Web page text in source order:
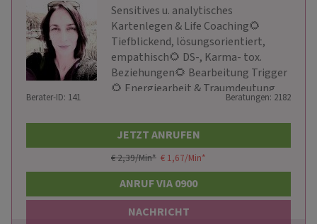
Sensitives u. analytisches
Kartenlegen & Life Coaching🌻
Tiefblickend, lösungsorientiert,
empathisch🌻 DS-, Karma- tox.
Beziehungen🌻 Bearbeitung Trigger
🌻 Energiearbeit & Traumdeutung
Berater-ID: 141 Beratungen: 2182
JETZT ANRUFEN
€ 2,39/Min* € 1,67/Min*
ANRUF VIA 0900
NACHRICHT